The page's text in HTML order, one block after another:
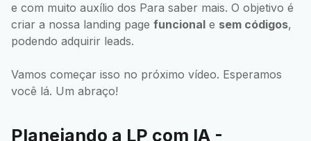
e com muito auxílio dos Para saber mais. O objetivo é
criar a nossa landing page funcional e sem códigos,
podendo adquirir leads.
Vamos começar isso no próximo vídeo. Esperamos
você lá. Um abraço!
Planejando a LP com IA -